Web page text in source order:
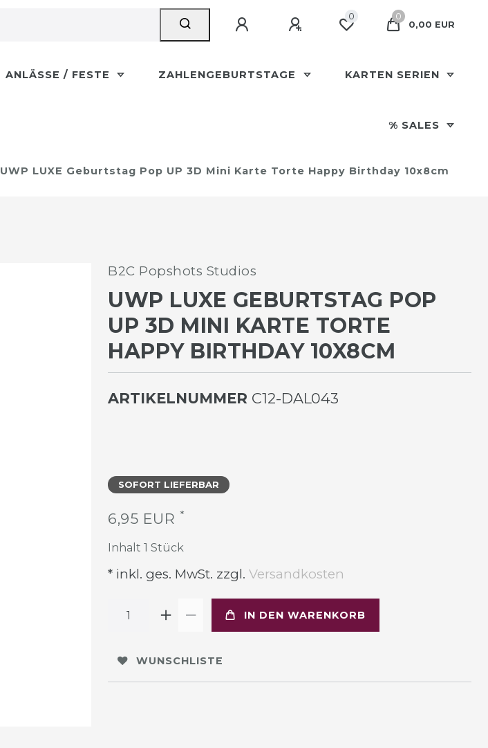
0
0
0,00 EUR
ANLÄSSE / FESTE ZAHLENGEBURTSTAGE KARTEN SERIEN
% SALES
UWP LUXE Geburtstag Pop UP 3D Mini Karte Torte Happy Birthday 10x8cm
B2C Popshots Studios
UWP LUXE GEBURTSTAG POP
UP 3D MINI KARTE TORTE
HAPPY BIRTHDAY 10X8CM
ARTIKELNUMMER C12-DAL043
SOFORT LIEFERBAR
6,95 EUR *
Inhalt 1 Stück
* inkl. ges. MwSt. zzgl. Versandkosten
IN DEN WARENKORB
WUNSCHLISTE